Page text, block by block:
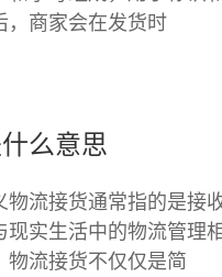
，商家会在发货时
么意思
物流接货通常指的是接
现实生活中的物流管理
物流接货不仅仅是简